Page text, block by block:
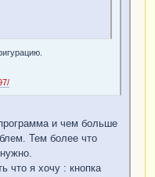
и чем больше
Тем более что
что я хочу : кнопка